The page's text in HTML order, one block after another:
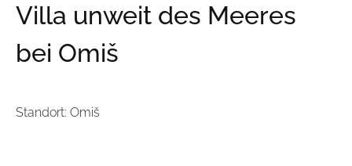
Villa unweit des Meeres
bei Omiš
Standort: Omiš